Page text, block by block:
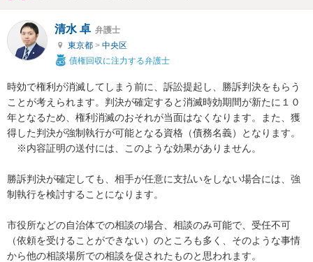
清水 卓 弁護士
東京都 > 中央区
債権回収に注力する弁護士
時効で権利が消滅してしまう前に、訴訟提起し、勝訴判決をもらう
ことが考えられます。判決が確定すると消滅時効期間が新たに１０
年となるため、権利消滅のおそれが当面はなくなります。また、獲
得した判決が強制執行が可能となる資格（債務名義）となります。
※内容証明の送付には、このような効果がありません。
勝訴判決が確定しても、相手が任意に支払いをしない場合には、強
制執行を検討することになります。
市役所などの自治体での相談の場合、相談のみ可能で、受任不可
（依頼を受けることができない）のところも多く、そのような事情
から他の相談場所での相談を促されたものと思われます。